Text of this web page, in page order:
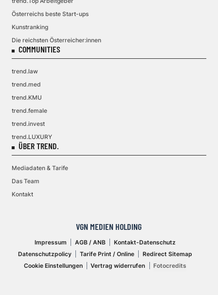
Österreichs beste Start-ups
Kunstranking
Die reichsten Österreicher:innen
COMMUNITIES
trend.law
trend.med
trend.KMU
trend.female
trend.invest
trend.LUXURY
ÜBER TREND.
Mediadaten & Tarife
Das Team
Kontakt
VGN MEDIEN HOLDING
Impressum AGB / ANB
Kontakt-Datenschutz
Datenschutzpolicy
Tarife Print / Online
Redirect Sitemap
Cookie Einstellungen
Vertrag widerrufen Fotocredits